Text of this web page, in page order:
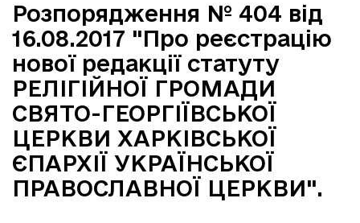
Розпорядження № 404 від
16.08.2017 "Про реєстрацію
нової редакції статуту
РЕЛІГІЙНОЇ ГРОМАДИ
СВЯТО-ГЕОРГІЇВСЬКОЇ
ЦЕРКВИ ХАРКІВСЬКОЇ
ЄПАРХІЇ УКРАЇНСЬКОЇ
ПРАВОСЛАВНОЇ ЦЕРКВИ".